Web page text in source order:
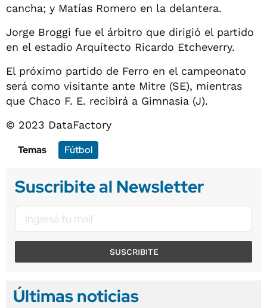
cancha; y Matías Romero en la delantera.
Jorge Broggi fue el árbitro que dirigió el partido
en el estadio Arquitecto Ricardo Etcheverry.
El próximo partido de Ferro en el campeonato
será como visitante ante Mitre (SE), mientras
que Chaco F. E. recibirá a Gimnasia (J).
© 2023 DataFactory
Temas
Fútbol
Suscribite al Newsletter
SUSCRIBITE
Últimas noticias